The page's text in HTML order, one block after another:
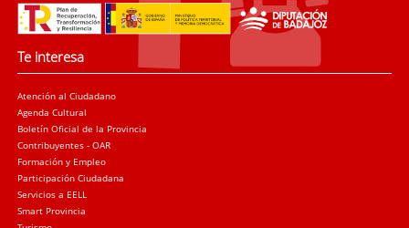
Te interesa
Atención al Ciudadano
Agenda Cultural
Boletín Oficial de la Provincia
Contribuyentes - OAR
Formación y Empleo
Participación Ciudadana
Servicios a EELL
Smart Provincia